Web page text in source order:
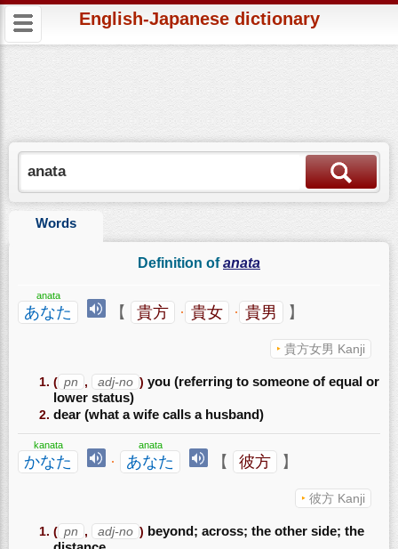
English-Japanese dictionary
Words
Definition ofanata
あなた
anata
【 貴方 · 貴女 · 貴男 】
貴方女男 Kanji
( pn , adj-no ) you (referring to someone of equal or
lower status)
dear (what a wife calls a husband)
かなた
kanata
· あなた
anata
【 彼方 】
彼方 Kanji
( pn , adj-no ) beyond; across; the other side; the